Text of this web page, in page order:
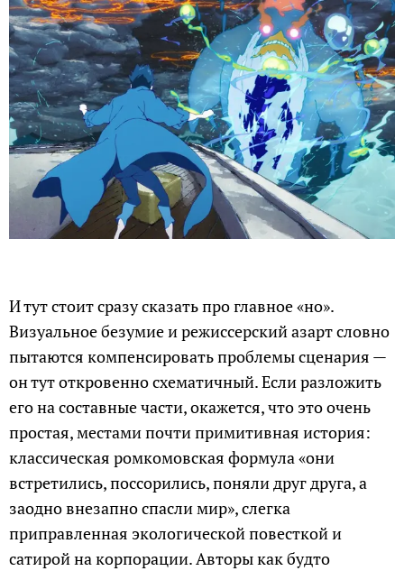
И тут стоит сразу сказать про главное «но».
Визуальное безумие и режиссерский азарт словно
пытаются компенсировать проблемы сценария —
он тут откровенно схематичный. Если разложить
его на составные части, окажется, что это очень
простая, местами почти примитивная история:
классическая ромкомовская формула «они
встретились, поссорились, поняли друг друга, а
заодно внезапно спасли мир», слегка
приправленная экологической повесткой и
сатирой на корпорации. Авторы как будто